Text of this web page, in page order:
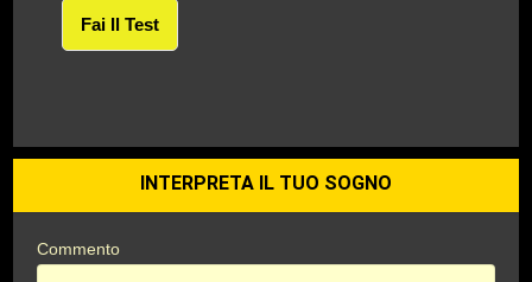
Fai Il Test
INTERPRETA IL TUO SOGNO
Commento